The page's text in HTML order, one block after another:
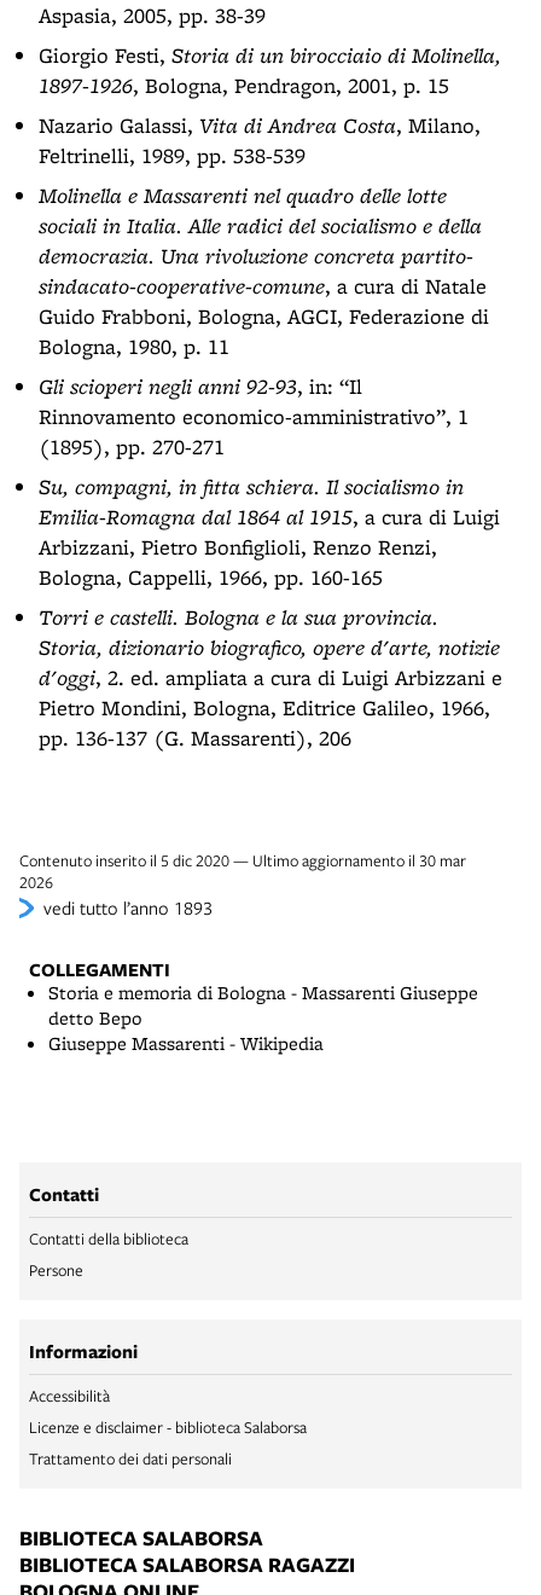
Aspasia, 2005, pp. 38-39
Giorgio Festi, Storia di un birocciaio di Molinella,
1897-1926, Bologna, Pendragon, 2001, p. 15
Nazario Galassi, Vita di Andrea Costa, Milano,
Feltrinelli, 1989, pp. 538-539
Molinella e Massarenti nel quadro delle lotte
sociali in Italia. Alle radici del socialismo e della
democrazia. Una rivoluzione concreta partito-
sindacato-cooperative-comune, a cura di Natale
Guido Frabboni, Bologna, AGCI, Federazione di
Bologna, 1980, p. 11
Gli scioperi negli anni 92-93, in: “Il
Rinnovamento economico-amministrativo”, 1
(1895), pp. 270-271
Su, compagni, in fitta schiera. Il socialismo in
Emilia-Romagna dal 1864 al 1915, a cura di Luigi
Arbizzani, Pietro Bonfiglioli, Renzo Renzi,
Bologna, Cappelli, 1966, pp. 160-165
Torri e castelli. Bologna e la sua provincia.
Storia, dizionario biografico, opere d'arte, notizie
d'oggi, 2. ed. ampliata a cura di Luigi Arbizzani e
Pietro Mondini, Bologna, Editrice Galileo, 1966,
pp. 136-137 (G. Massarenti), 206
Contenuto inserito il 5 dic 2020 — Ultimo aggiornamento il 30 mar
2026
vedi tutto l’anno 1893
COLLEGAMENTI
Storia e memoria di Bologna - Massarenti Giuseppe
detto Bepo
Giuseppe Massarenti - Wikipedia
Contatti
Contatti della biblioteca
Persone
Informazioni
Accessibilità
Licenze e disclaimer - biblioteca Salaborsa
Trattamento dei dati personali
BIBLIOTECA SALABORSA
BIBLIOTECA SALABORSA RAGAZZI